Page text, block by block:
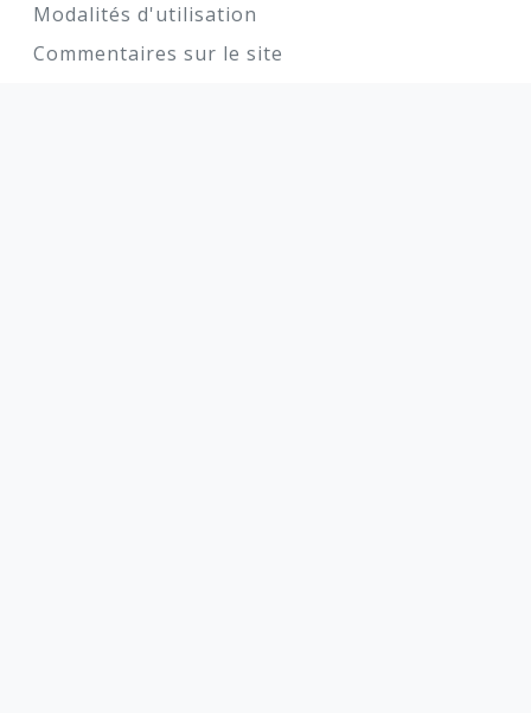
Modalités d'utilisation
Commentaires sur le site